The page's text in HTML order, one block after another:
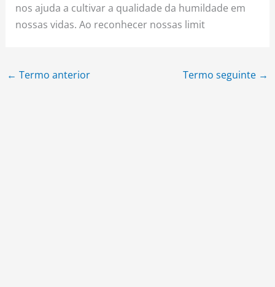
nos ajuda a cultivar a qualidade da humildade em
nossas vidas. Ao reconhecer nossas limit
← Termo anterior Termo seguinte →